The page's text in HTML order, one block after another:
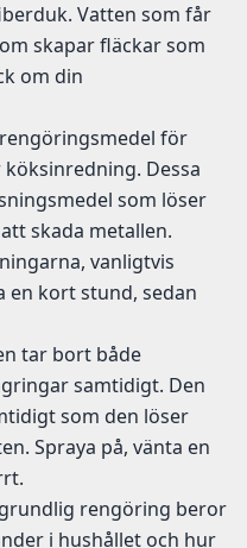
Vatten som får
skapar fläckar som
om din
för
Dessa
som löser
skada metallen.
vanligtvis
en kort stund, sedan
tar bort både
samtidigt. Den
som den löser
Spraya på, vänta en
rengöring beror
i hushållet och hur